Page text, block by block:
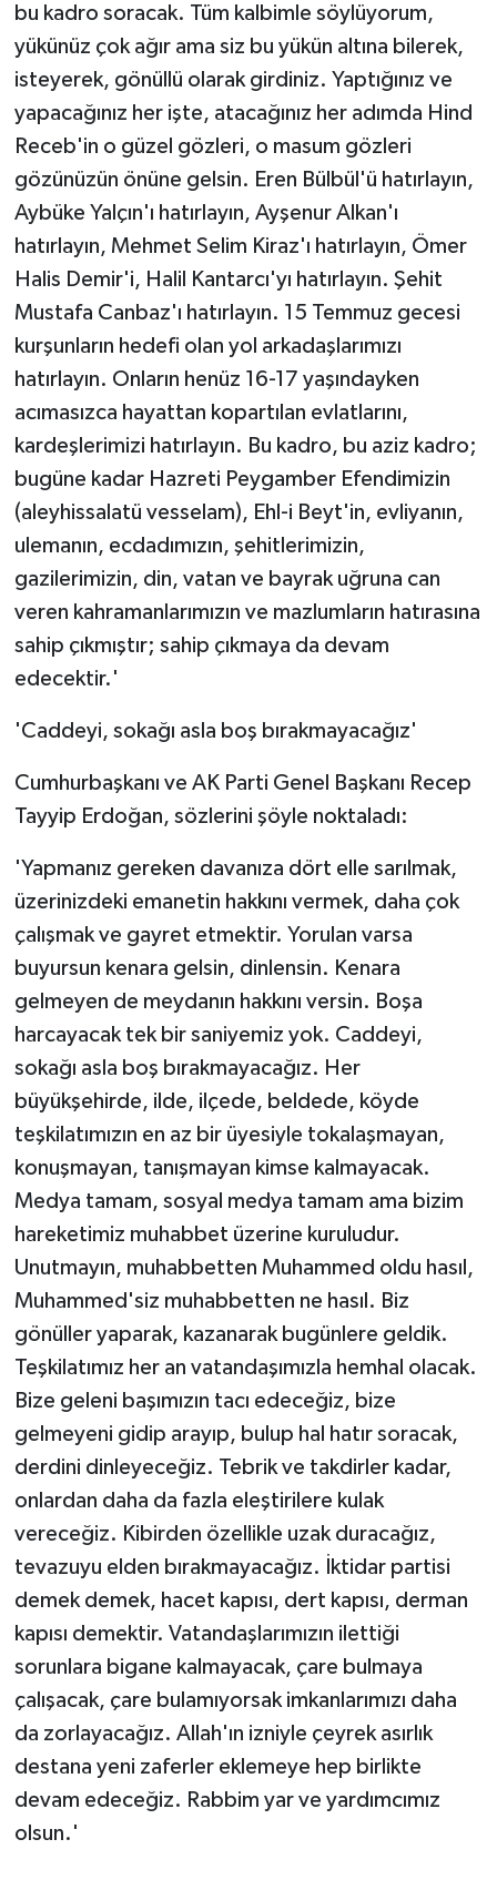
bu kadro soracak. Tüm kalbimle söylüyorum,
yükünüz çok ağır ama siz bu yükün altına bilerek,
isteyerek, gönüllü olarak girdiniz. Yaptığınız ve
yapacağınız her işte, atacağınız her adımda Hind
Receb'in o güzel gözleri, o masum gözleri
gözünüzün önüne gelsin. Eren Bülbül'ü hatırlayın,
Aybüke Yalçın'ı hatırlayın, Ayşenur Alkan'ı
hatırlayın, Mehmet Selim Kiraz'ı hatırlayın, Ömer
Halis Demir'i, Halil Kantarcı'yı hatırlayın. Şehit
Mustafa Canbaz'ı hatırlayın. 15 Temmuz gecesi
kurşunların hedefi olan yol arkadaşlarımızı
hatırlayın. Onların henüz 16-17 yaşındayken
acımasızca hayattan kopartılan evlatlarını,
kardeşlerimizi hatırlayın. Bu kadro, bu aziz kadro;
bugüne kadar Hazreti Peygamber Efendimizin
(aleyhissalatü vesselam), Ehl-i Beyt'in, evliyanın,
ulemanın, ecdadımızın, şehitlerimizin,
gazilerimizin, din, vatan ve bayrak uğruna can
veren kahramanlarımızın ve mazlumların hatırasına
sahip çıkmıştır; sahip çıkmaya da devam
edecektir.'
'Caddeyi, sokağı asla boş bırakmayacağız'
Cumhurbaşkanı ve AK Parti Genel Başkanı Recep
Tayyip Erdoğan, sözlerini şöyle noktaladı:
'Yapmanız gereken davanıza dört elle sarılmak,
üzerinizdeki emanetin hakkını vermek, daha çok
çalışmak ve gayret etmektir. Yorulan varsa
buyursun kenara gelsin, dinlensin. Kenara
gelmeyen de meydanın hakkını versin. Boşa
harcayacak tek bir saniyemiz yok. Caddeyi,
sokağı asla boş bırakmayacağız. Her
büyükşehirde, ilde, ilçede, beldede, köyde
teşkilatımızın en az bir üyesiyle tokalaşmayan,
konuşmayan, tanışmayan kimse kalmayacak.
Medya tamam, sosyal medya tamam ama bizim
hareketimiz muhabbet üzerine kuruludur.
Unutmayın, muhabbetten Muhammed oldu hasıl,
Muhammed'siz muhabbetten ne hasıl. Biz
gönüller yaparak, kazanarak bugünlere geldik.
Teşkilatımız her an vatandaşımızla hemhal olacak.
Bize geleni başımızın tacı edeceğiz, bize
gelmeyeni gidip arayıp, bulup hal hatır soracak,
derdini dinleyeceğiz. Tebrik ve takdirler kadar,
onlardan daha da fazla eleştirilere kulak
vereceğiz. Kibirden özellikle uzak duracağız,
tevazuyu elden bırakmayacağız. İktidar partisi
demek demek, hacet kapısı, dert kapısı, derman
kapısı demektir. Vatandaşlarımızın ilettiği
sorunlara bigane kalmayacak, çare bulmaya
çalışacak, çare bulamıyorsak imkanlarımızı daha
da zorlayacağız. Allah'ın izniyle çeyrek asırlık
destana yeni zaferler eklemeye hep birlikte
devam edeceğiz. Rabbim yar ve yardımcımız
olsun.'